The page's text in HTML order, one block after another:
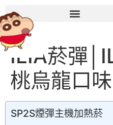
ILIA菸彈
桃烏龍口
SP2S煙彈主機加熱菸